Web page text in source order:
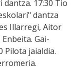
dantza. 17:30 Tio
dantza
Illarregi, Aitor
Gai-
Pilota jaialdia.